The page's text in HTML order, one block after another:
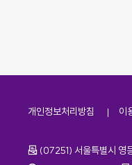
개인정보처리방침 이
주소
(07251) 서울특별시 영